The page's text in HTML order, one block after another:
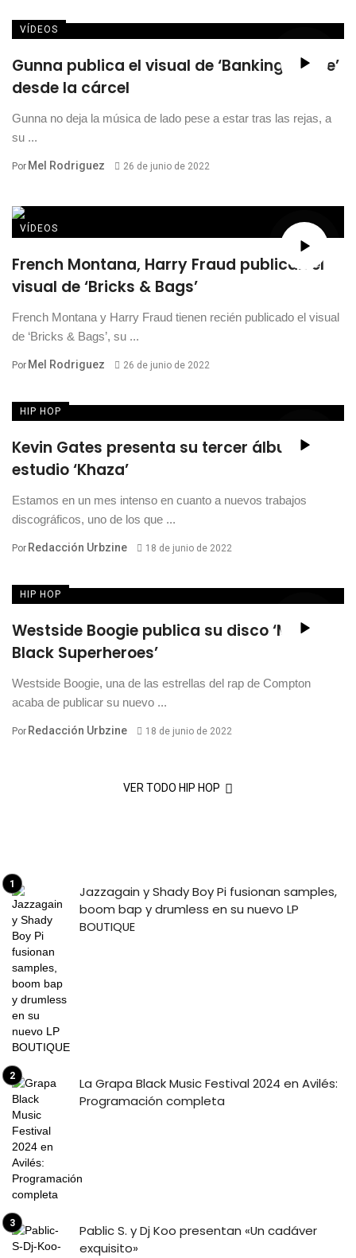
VÍDEOS
Gunna publica el visual de ‘Banking On Me’
desde la cárcel
Gunna no deja la música de lado pese a estar tras las rejas, a
su ...
Por Mel Rodriguez 26 de junio de 2022
VÍDEOS
French Montana, Harry Fraud publican el
visual de ‘Bricks & Bags’
French Montana y Harry Fraud tienen recién publicado el visual
de ‘Bricks & Bags’, su ...
Por Mel Rodriguez 26 de junio de 2022
HIP HOP
Kevin Gates presenta su tercer álbum de
estudio ‘Khaza’
Estamos en un mes intenso en cuanto a nuevos trabajos
discográficos, uno de los que ...
Por Redacción Urbzine 18 de junio de 2022
HIP HOP
Westside Boogie publica su disco ‘More
Black Superheroes’
Westside Boogie, una de las estrellas del rap de Compton
acaba de publicar su nuevo ...
Por Redacción Urbzine 18 de junio de 2022
VER TODO HIP HOP
Jazzagain y Shady Boy Pi fusionan samples,
boom bap y drumless en su nuevo LP
BOUTIQUE
La Grapa Black Music Festival 2024 en Avilés:
Programación completa
Pablic S. y Dj Koo presentan «Un cadáver
exquisito»